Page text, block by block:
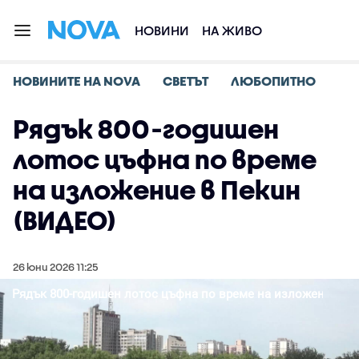
НОВИНИ НА ЖИВО
НОВИНИТЕ НА NOVA СВЕТЪТ ЛЮБОПИТНО
Рядък 800-годишен
лотос цъфна по време
на изложение в Пекин
(ВИДЕО)
26 юни 2026 11:25